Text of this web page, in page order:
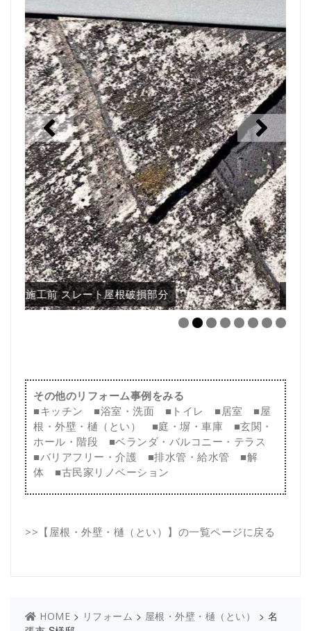
施工前 軒天井
その他のリフォーム事例をみる
■キッチン ■浴室・洗面 ■ トイレ ■ 居室 ■屋
根・外壁・樋（とい）
■庭・塀・車庫 ■玄関・
ホール・階段 ■ベランダ・バルコニー・テラス
■バリアフリー・介護 ■排水管・給水管 ■解
体 ■古民家リノベーション
>> 【屋根・外壁・樋（とい）】の一覧ページに戻る
HOME > リフォーム > 屋根・外壁・樋（とい） > 名